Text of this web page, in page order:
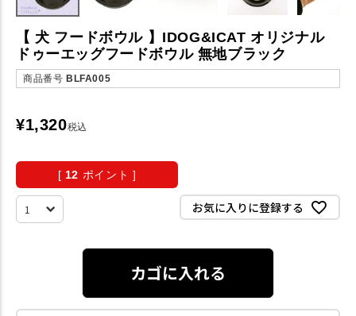
【 犬 フードボウル 】IDOG&ICAT オリジナル
ドゥーエッグフードボウル 無地ブラック
商品番号 BLFA005
¥1,320税込
[ 12 ポイント ]
お気に入りに登録する
カゴに入れる